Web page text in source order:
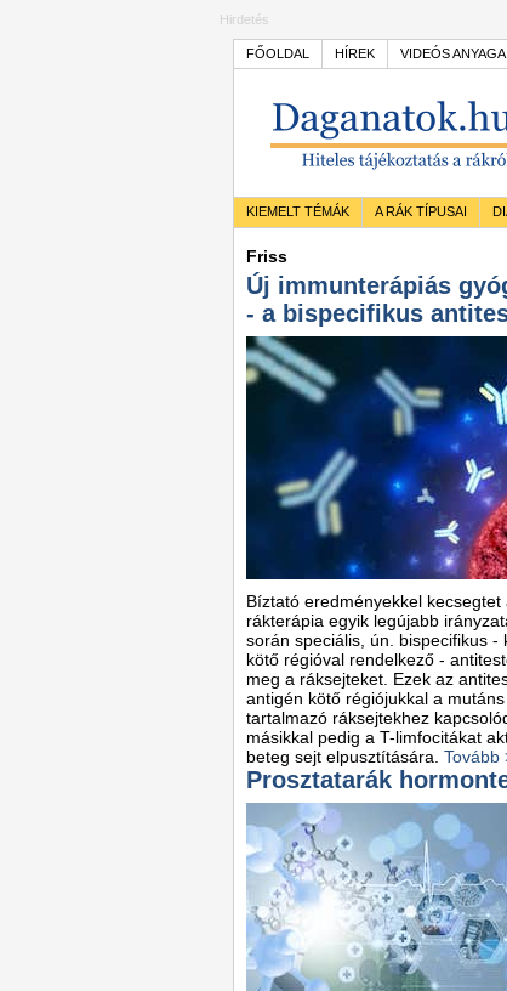
Hirdetés
FŐOLDAL HÍREK VIDEÓS
KIEMELT TÉMÁK A RÁK TÍPUSAI
Friss
Új immunterápiás
- a bispecifikus
Bíztató eredményekkel kecsegtet
rákterápia egyik legújabb
során speciális, ún. bispecifikus -
kötő régióval rendelkező -
meg a ráksejteket. Ezek az
antigén kötő régiójukkal a
tartalmazó ráksejtekhez
másikkal pedig a T-limfocitákat
beteg sejt elpusztítására. Tovább
Prosztatarák